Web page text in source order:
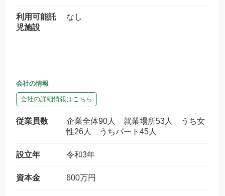
利用可能託
児施設
なし
会社の情報
会社の詳細情報はこちら
従業員数
企業全体90人 就業場所53人 うち女
性26人 うちパート45人
設立年 令和3年
資本金 600万円